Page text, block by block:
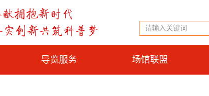
导览服务 场馆联盟